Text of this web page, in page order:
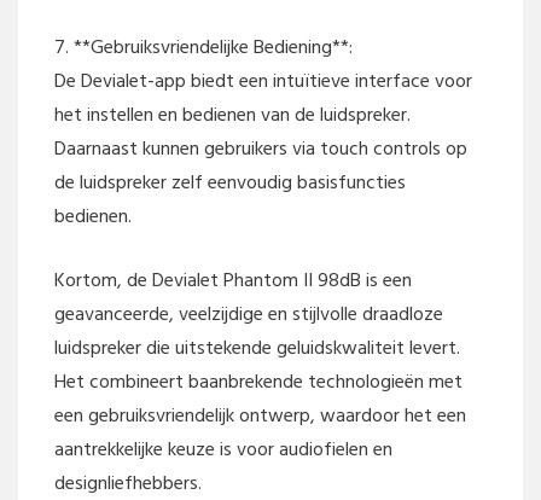
7. **Gebruiksvriendelijke Bediening**:
De Devialet-app biedt een intuïtieve interface voor
het instellen en bedienen van de luidspreker.
Daarnaast kunnen gebruikers via touch controls op
de luidspreker zelf eenvoudig basisfuncties
bedienen.
Kortom, de Devialet Phantom II 98dB is een
geavanceerde, veelzijdige en stijlvolle draadloze
luidspreker die uitstekende geluidskwaliteit levert.
Het combineert baanbrekende technologieën met
een gebruiksvriendelijk ontwerp, waardoor het een
aantrekkelijke keuze is voor audiofielen en
designliefhebbers.